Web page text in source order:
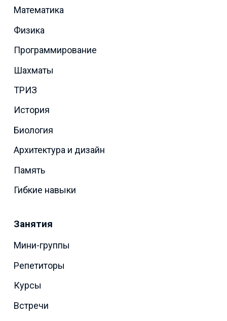
Математика
Физика
Программирование
Шахматы
ТРИЗ
История
Биология
Архитектура и дизайн
Память
Гибкие навыки
Занятия
Мини-группы
Репетиторы
Курсы
Встречи